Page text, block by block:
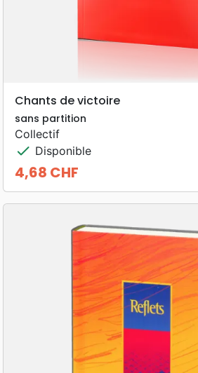
Chants de victoire
sans partition
Collectif
check Disponible
Prix
4,68 CHF